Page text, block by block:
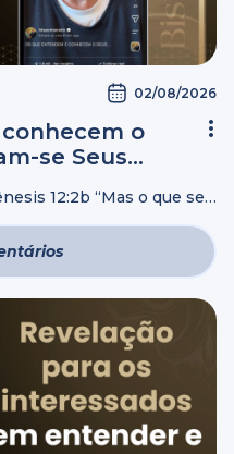
02/08/2026
o
se Seus
12:2b “Mas o que se
que faço